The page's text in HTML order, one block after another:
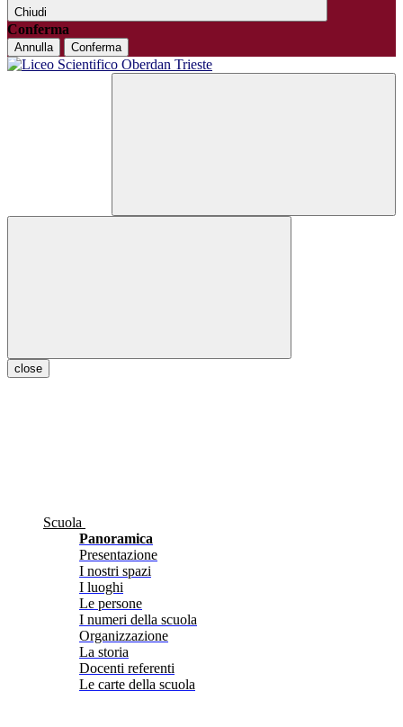
Chiudi
Conferma
Annulla Conferma
close
Scuola
Panoramica
Presentazione
I nostri spazi
I luoghi
Le persone
I numeri della scuola
Organizzazione
La storia
Docenti referenti
Le carte della scuola